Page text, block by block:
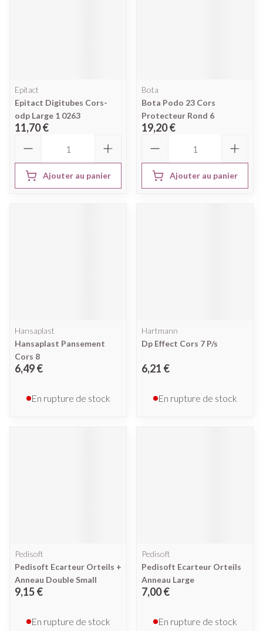
Epitact
Epitact Digitubes Cors-
odp Large 1 0263
11,70 €
Ajouter au panier
Bota
Bota Podo 23 Cors
Protecteur Rond 6
19,20 €
Ajouter au panier
Hansaplast
Hansaplast Pansement
Cors 8
6,49 €
En rupture de stock
Hartmann
Dp Effect Cors 7 P/s
6,21 €
En rupture de stock
Pedisoft
Pedisoft Ecarteur Orteils +
Anneau Double Small
9,15 €
En rupture de stock
Pedisoft
Pedisoft Ecarteur Orteils
Anneau Large
7,00 €
En rupture de stock